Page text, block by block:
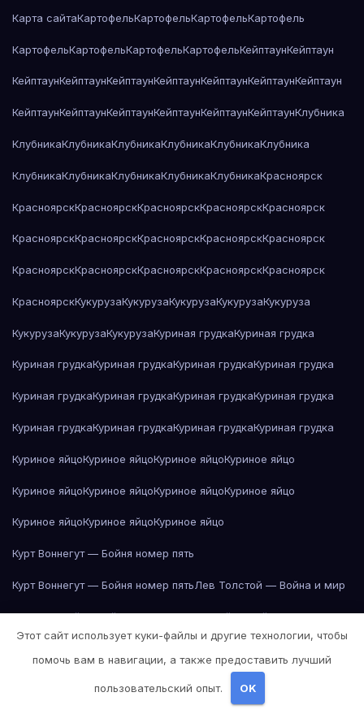
Карта сайтаКартофельКартофельКартофельКартофель
КартофельКартофельКартофельКартофельКейптаунКейптаун
КейптаунКейптаунКейптаунКейптаунКейптаунКейптаунКейптаун
КейптаунКейптаунКейптаунКейптаунКейптаунКейптаунКлубника
КлубникаКлубникаКлубникаКлубникаКлубникаКлубника
КлубникаКлубникаКлубникаКлубникаКлубникаКрасноярск
КрасноярскКрасноярскКрасноярскКрасноярскКрасноярск
КрасноярскКрасноярскКрасноярскКрасноярскКрасноярск
КрасноярскКрасноярскКрасноярскКрасноярскКрасноярск
КрасноярскКукурузаКукурузаКукурузаКукурузаКукуруза
КукурузаКукурузаКукурузаКуриная грудкаКуриная грудка
Куриная грудкаКуриная грудкаКуриная грудкаКуриная грудка
Куриная грудкаКуриная грудкаКуриная грудкаКуриная грудка
Куриная грудкаКуриная грудкаКуриная грудкаКуриная грудка
Куриное яйцоКуриное яйцоКуриное яйцоКуриное яйцо
Куриное яйцоКуриное яйцоКуриное яйцоКуриное яйцо
Куриное яйцоКуриное яйцоКуриное яйцо
Курт Воннегут — Бойня номер пять
Курт Воннегут — Бойня номер пятьЛев Толстой — Война и мир
Лев Толстой — Война и мирЛев Толстой — Война и мир
Этот сайт использует куки-файлы и другие технологии, чтобы
помочь вам в навигации, а также предоставить лучший
пользовательский опыт. OK